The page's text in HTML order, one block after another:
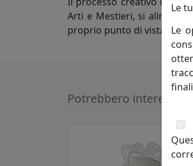
Arti e Mestieri, si alimenta
proprio punto di vista nella
Potrebbero interessarti
Le
Le